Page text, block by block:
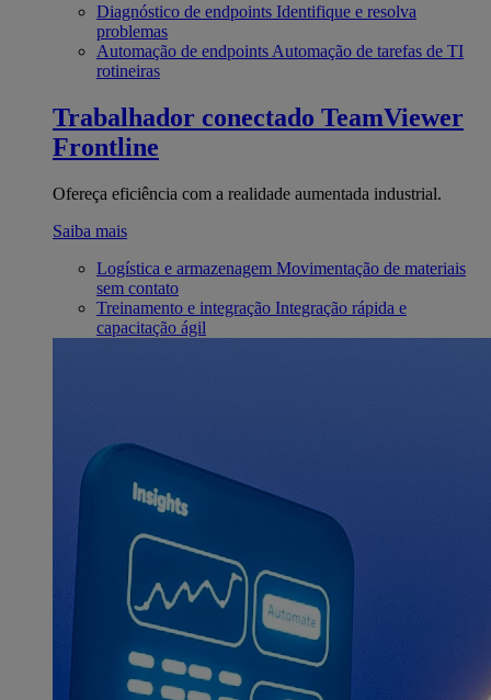
Diagnóstico de endpoints Identifique e resolva
problemas
Automação de endpoints Automação de tarefas de TI
rotineiras
Trabalhador conectado TeamViewer
Frontline
Ofereça eficiência com a realidade aumentada industrial.
Saiba mais
Logística e armazenagem Movimentação de materiais
sem contato
Treinamento e integração Integração rápida e
capacitação ágil